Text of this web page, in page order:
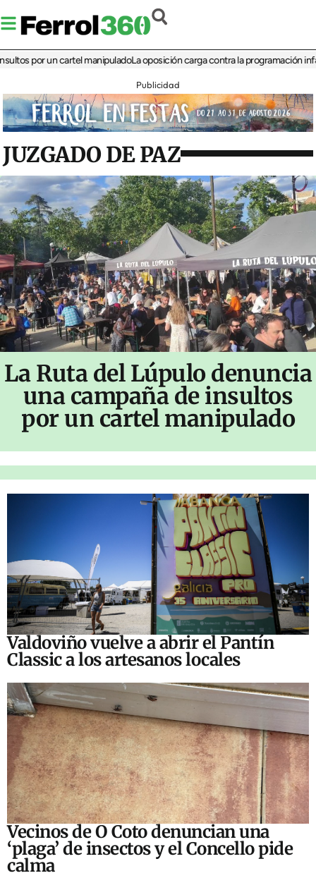
por un cartel manipuladoLa oposición carga contra la programación infantil
Publicidad
JUZGADO DE PAZ
La Ruta del Lúpulo denuncia
una campaña de insultos
por un cartel manipulado
Valdoviño vuelve a abrir el Pantín
Classic a los artesanos locales
Vecinos de O Coto denuncian una
‘plaga’ de insectos y el Concello pide
calma